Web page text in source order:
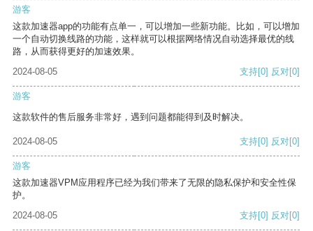
游客
这款加速器app的功能有点单一，可以增加一些新功能。比如，可以增加
一个自动切换线路的功能，这样就可以根据网络情况自动选择最优的线
路，从而获得更好的加速效果。
2024-08-05
支持[0] 反对[0]
游客
这款软件的售后服务非常好，遇到问题都能得到及时解决。
2024-08-05 支持[0] 反对[0]
游客
这款加速器VPM应用程序已经为我们带来了无限的隐私保护和安全性保
护。
2024-08-05
支持[0] 反对[0]